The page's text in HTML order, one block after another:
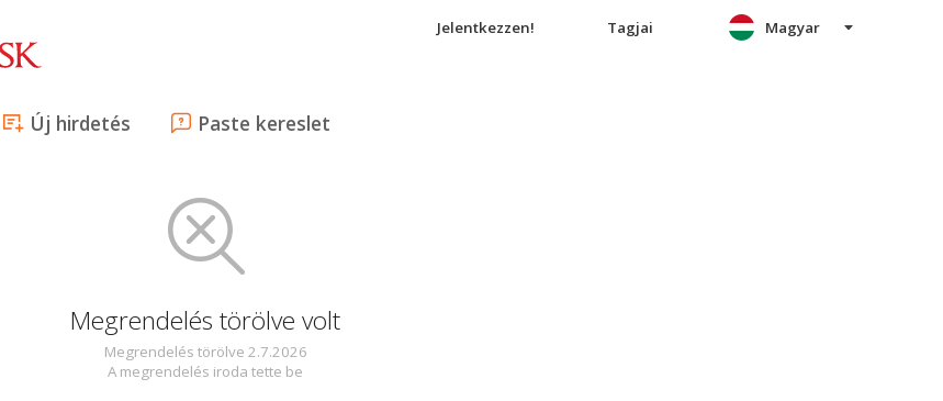
Jelentkezzen! Tagjai
Új hirdetés Paste kereslet
Magyar
Megrendelés törölve volt
Megrendelés törölve 2.7.2026
A megrendelés iroda tette be